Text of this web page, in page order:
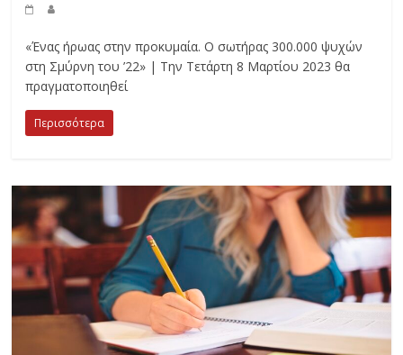
«Ένας ήρωας στην προκυμαία. Ο σωτήρας 300.000 ψυχών
στη Σμύρνη του ’22» | Την Τετάρτη 8 Μαρτίου 2023 θα
πραγματοποιηθεί
Περισσότερα